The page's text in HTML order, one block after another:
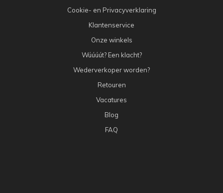
Cookie- en Privacyverklaring
Klantenservice
Onze winkels
Wúúúút? Een klacht?
Wederverkoper worden?
Retouren
Vacatures
Blog
FAQ